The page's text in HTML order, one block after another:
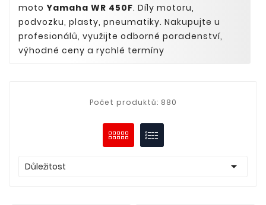
moto Yamaha WR 450F. Díly motoru,
podvozku, plasty, pneumatiky. Nakupujte u
profesionálů, využijte odborné poradenství,
výhodné ceny a rychlé termíny
Počet produktů: 880
Důležitost 